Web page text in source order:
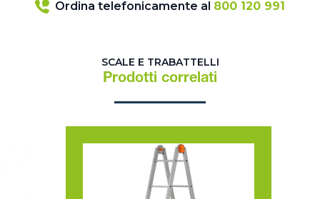
Ordina telefonicamente al 800 120 991
SCALE E TRABATTELLI
Prodotti correlati